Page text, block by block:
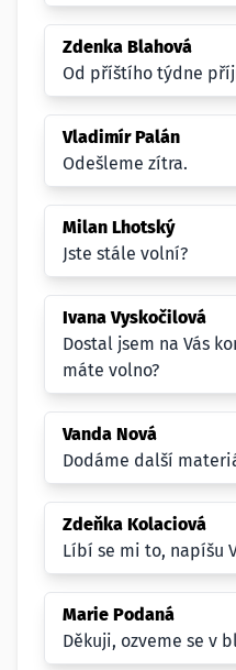
Zdenka Blahová
Od příštího týdne
Vladimír Palán
Odešleme zítra.
Milan Lhotský
Jste stále volní?
Ivana Vyskočilová
Dostal jsem na Vás
máte volno?
Vanda Nová
Dodáme další
Zdeňka Kolaciová
Líbí se mi to, napíšu
Marie Podaná
Děkuji, ozveme se v